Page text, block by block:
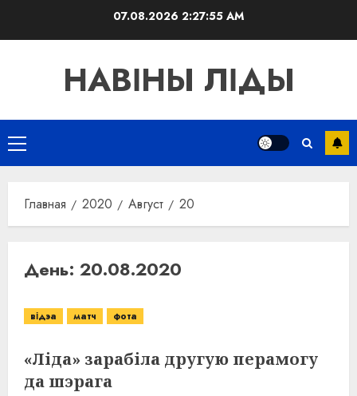
07.08.2026 2:27:55 AM
НАВІНЫ ЛІДЫ
Основное
меню
Главная 2020 Август 20
День: 20.08.2020
відэа матч фота
«Ліда» зарабіла другую перамогу
да шэрага